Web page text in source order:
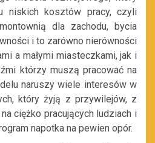
niskich kosztów pracy, czyli
dla zachodu, bycia
i to zarówno nierówności
a małymi miasteczkami, jak i
którzy muszą pracować na
naruszy wiele interesów w
który żyją z przywilejów, z
ciężko pracujących ludziach i
napotka na pewien opór.